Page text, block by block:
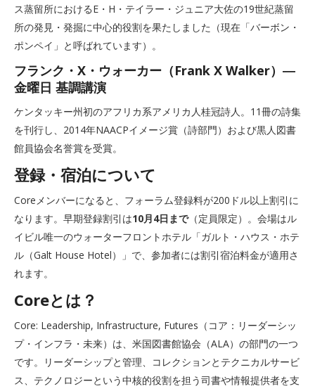
ス蒸留所におけるE・H・テイラー・ジュニア大佐の19世紀蒸留
所の発見・発掘に中心的役割を果たしました（現在「バーボン・
ポンペイ」と呼ばれています）。
フランク・X・ウォーカー（Frank X Walker）―
金曜日 基調講演
ケンタッキー州初のアフリカ系アメリカ人桂冠詩人。11冊の詩集
を刊行し、2014年NAACPイメージ賞（詩部門）および黒人図書
館員協会名誉賞を受賞。
登録・宿泊について
Coreメンバーになると、フォーラム登録料が200ドル以上割引に
なります。早期登録割引は10月4日まで（定員限定）。会場はル
イビル唯一のウォーターフロントホテル「ガルト・ハウス・ホテ
ル（Galt House Hotel）」で、参加者には割引宿泊料金が適用さ
れます。
Coreとは？
Core: Leadership, Infrastructure, Futures（コア：リーダーシッ
プ・インフラ・未来）は、米国図書館協会（ALA）の部門の一つ
です。リーダーシップと管理、コレクションとテクニカルサービ
ス、テクノロジーという中核的役割を担う司書や情報提供者を支